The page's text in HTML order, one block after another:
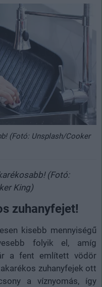
(Fotó: Unsplash/Cooker
(Fotó:
King)
zuhanyfejet!
kisebb mennyiségű
folyik el, amíg
a fent említett vödör
zuhanyfejek ott
a víznyomás, így